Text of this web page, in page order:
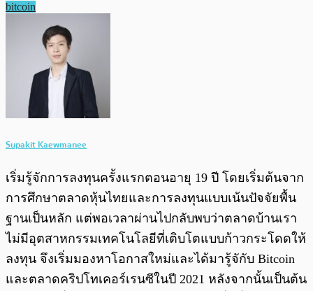
bitcoin
Supakit Kaewmanee
เริ่มรู้จักการลงทุนครั้งแรกตอนอายุ 19 ปี โดยเริ่มต้นจาก
การศึกษาตลาดหุ้นไทยและการลงทุนแบบเน้นปัจจัยพื้น
ฐานเป็นหลัก แต่พอเวลาผ่านไปกลับพบว่าตลาดบ้านเรา
ไม่มีอุตสาหกรรมเทคโนโลยีที่เติบโตแบบก้าวกระโดดให้
ลงทุน จึงเริ่มมองหาโอกาสใหม่และได้มารู้จักับ Bitcoin
และตลาดคริปโทเคอร์เรนซีในปี 2021 หลังจากนั้นเป็นต้น